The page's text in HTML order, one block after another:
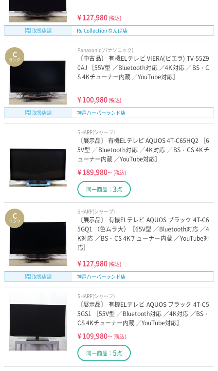
¥127,980 (税込)
取扱店舗
Re Collection なんば店
C
ランク
Panasonic(パナソニック)
〔中古品〕 有機ELテレビ VIERA(ビエラ) TV-55Z9
0AJ ［55V型 ／Bluetooth対応 ／4K対応 ／BS・C
S 4Kチューナー内蔵 ／YouTube対応］
¥100,980 (税込)
取扱店舗
神戸ハーバーランド店
SHARP(シャープ)
〔展示品〕 有機ELテレビ AQUOS 4T-C65HQ2 ［6
5V型 ／Bluetooth対応 ／4K対応 ／BS・CS 4Kチ
ューナー内蔵 ／YouTube対応］
¥189,980～ (税込)
同一商品： 3点
C
ランク
SHARP(シャープ)
〔展示品〕 有機ELテレビ AQUOS ブラック 4T-C6
5GQ1 （色ムラ大）［65V型 ／Bluetooth対応 ／4
K対応 ／BS・CS 4Kチューナー内蔵 ／YouTube対
応］
¥127,980 (税込)
取扱店舗
神戸ハーバーランド店
SHARP(シャープ)
〔展示品〕 有機ELテレビ AQUOS ブラック 4T-C5
5GS1 ［55V型 ／Bluetooth対応 ／4K対応 ／BS・
CS 4Kチューナー内蔵 ／YouTube対応］
¥109,980～ (税込)
同一商品： 5点